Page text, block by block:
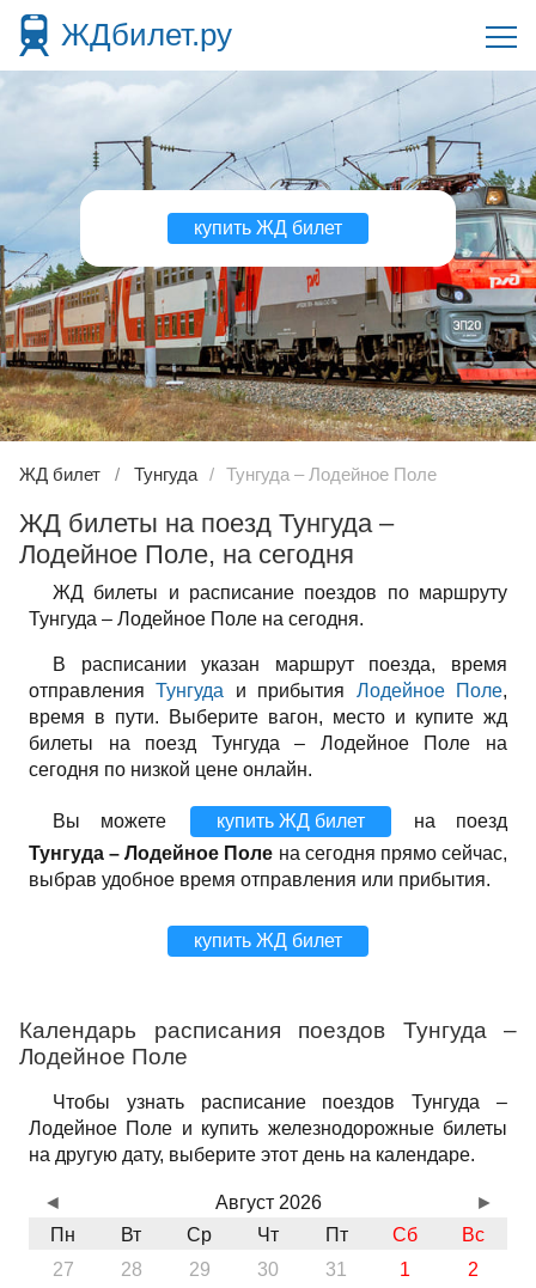
ЖДбилет.ру
купить ЖД билет
ЖД билет Тунгуда Тунгуда – Лодейное Поле
ЖД билеты на поезд Тунгуда –
Лодейное Поле, на сегодня
ЖД билеты и расписание поездов по маршруту
Тунгуда – Лодейное Поле на сегодня.
В расписании указан маршрут поезда, время
отправленияТунгуда и прибытия Лодейное Поле,
время в пути. Выберите вагон, место и купите жд
билеты на поезд Тунгуда – Лодейное Поле на
сегодня по низкой цене онлайн.
Вы можете купить ЖД билет
на поезд
Тунгуда – Лодейное Поле на сегодня прямо сейчас,
выбрав удобное время отправления или прибытия.
купить ЖД билет
Календарь расписания поездов Тунгуда –
Лодейное Поле
Чтобы узнать расписание поездов Тунгуда –
Лодейное Поле и купить железнодорожные билеты
на другую дату, выберите этот день на календаре.
Август 2026
Пн
Вт Ср Чт Пт Сб
Вс
27
28 29 30 31 1
2
◄ ►